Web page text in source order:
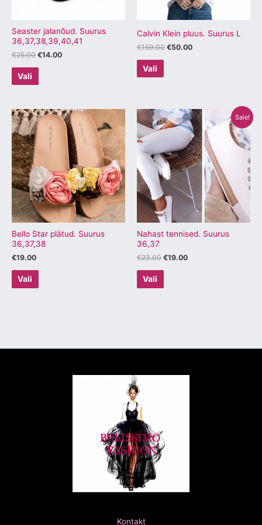
Seaster jalanõud. Suurus
36,37,38,39,40,41
€25.00 €14.00
Vali
tootelehel.
Calvin Klein pluus. Suurus L
€159.00 €50.00
Vali
teha
tootelehel.
Bello Star plätud. Suurus
36,37,38
€19.00
Vali
Sellel
tootel
varianti.
Valikuid
saab
teha
tootelehel.
Sale!
Nahast tennised. Suurus
36,37
€23.00
Algne
hind
oli:
€23.00.
€19.00
Praegune
hind
on:
€19.00.
Vali
Sellel
tootel
mitu
varianti.
Valikuid
saab
teha
tootelehel.
Kontakt